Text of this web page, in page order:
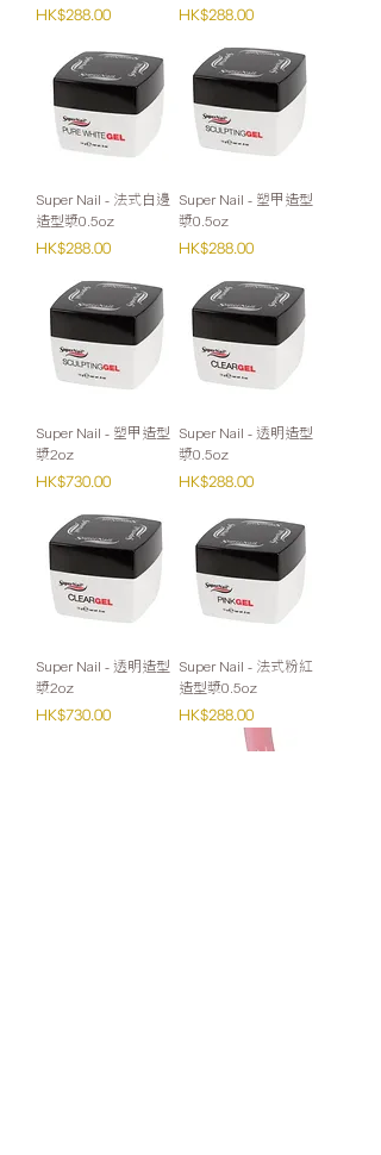
價格
HK$288.00 價格
HK$288.00
Super Nail - 法式白邊
造型漿0.5oz
價格
HK$288.00
Super Nail - 塑甲造型
漿0.5oz
價格
HK$288.00
Super Nail - 塑甲造型
漿2oz
價格
HK$730.00
Super Nail - 透明造型
漿0.5oz
價格
HK$288.00
Super Nail - 透明造型
漿2oz
價格
HK$730.00
Super Nail - 法式粉紅
造型漿0.5oz
價格
HK$288.00